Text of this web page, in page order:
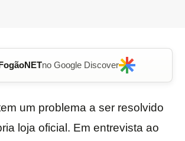
no Google Discover
um problema a ser resolvido
loja oficial. Em entrevista ao